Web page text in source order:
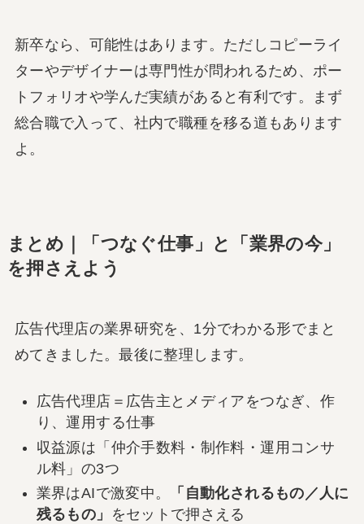
新卒なら、可能性はあります。ただしコピーライ
ターやデザイナーは専門性が問われるため、ポー
トフォリオや学んだ実績があると有利です。まず
総合職で入って、社内で職種を移る道もあります
よ。
まとめ｜「つなぐ仕事」と「業界の今」
を押さえよう
広告代理店の業界研究を、1分でわかる形でまと
めてきました。最後に整理します。
広告代理店＝広告主とメディアをつなぎ、作
り、運用する仕事
収益源は「仲介手数料・制作料・運用コンサ
ル料」の3つ
業界はAIで激変中。
「自動化されるもの／人に
残るもの」
をセットで押さえる